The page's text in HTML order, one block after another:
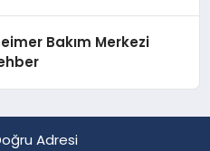
Bakım Merkezi
Adresi